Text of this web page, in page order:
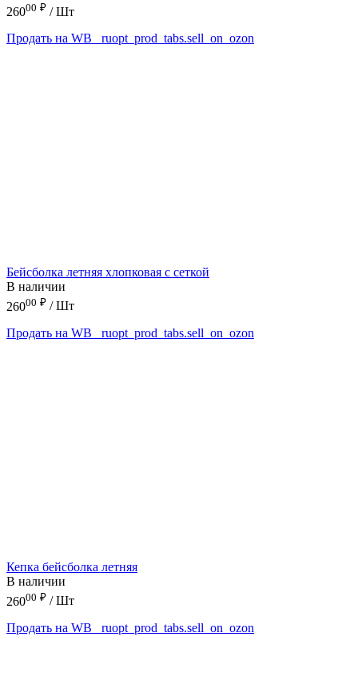
26000 ₽ / Шт
Продать на WB
_ruopt_prod_tabs.sell_on_ozon
Бейсболка летняя хлопковая с сеткой
В наличии
26000 ₽ / Шт
Продать на WB
_ruopt_prod_tabs.sell_on_ozon
Кепка бейсболка летняя
В наличии
26000 ₽ / Шт
Продать на WB
_ruopt_prod_tabs.sell_on_ozon